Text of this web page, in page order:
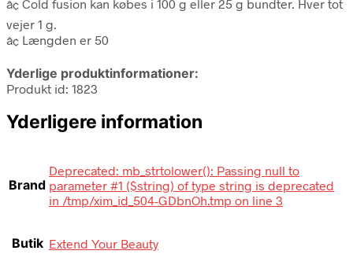
â¢ Cold fusion kan købes i 100 g eller 25 g bundter. Hver tot
vejer 1 g.
â¢ Længden er 50
Yderlige produktinformationer:
Produkt id: 1823
Yderligere information
Brand
Deprecated: mb_strtolower(): Passing null to
parameter #1 ($string) of type string is deprecated
in /tmp/xim_id_504-GDbnOh.tmp on line 3
Butik Extend Your Beauty